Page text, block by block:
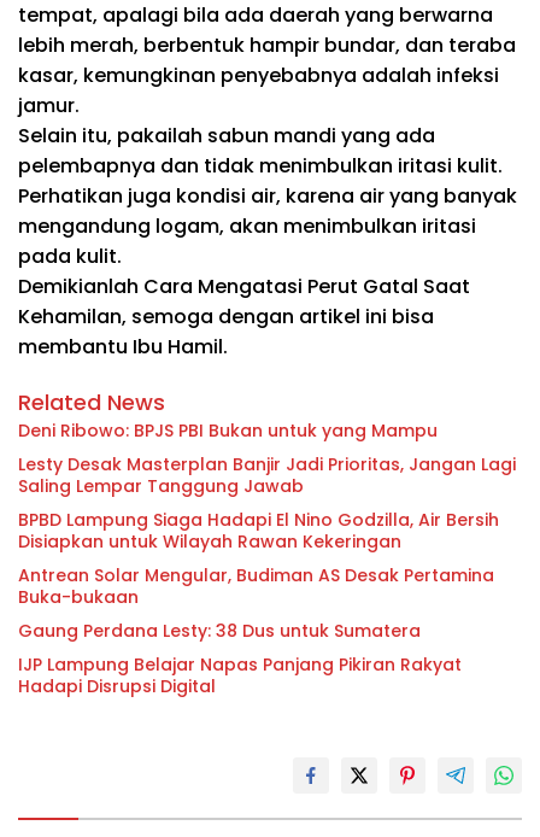
tempat, apalagi bila ada daerah yang berwarna
lebih merah, berbentuk hampir bundar, dan teraba
kasar, kemungkinan penyebabnya adalah infeksi
jamur.
Selain itu, pakailah sabun mandi yang ada
pelembapnya dan tidak menimbulkan iritasi kulit.
Perhatikan juga kondisi air, karena air yang banyak
mengandung logam, akan menimbulkan iritasi
pada kulit.
Demikianlah Cara Mengatasi Perut Gatal Saat
Kehamilan, semoga dengan artikel ini bisa
membantu Ibu Hamil.
Related News
Deni Ribowo: BPJS PBI Bukan untuk yang Mampu
Lesty Desak Masterplan Banjir Jadi Prioritas, Jangan Lagi
Saling Lempar Tanggung Jawab
BPBD Lampung Siaga Hadapi El Nino Godzilla, Air Bersih
Disiapkan untuk Wilayah Rawan Kekeringan
Antrean Solar Mengular, Budiman AS Desak Pertamina
Buka-bukaan
Gaung Perdana Lesty: 38 Dus untuk Sumatera
IJP Lampung Belajar Napas Panjang Pikiran Rakyat
Hadapi Disrupsi Digital